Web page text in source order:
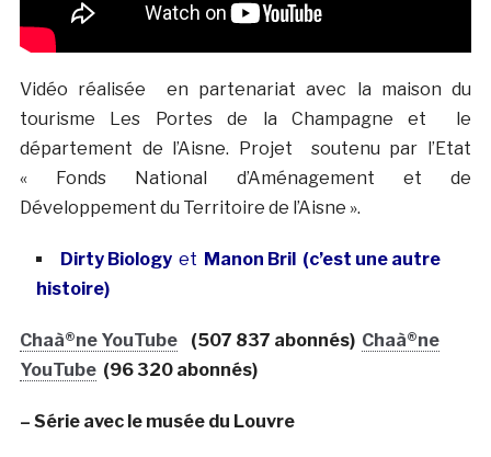
Vidéo réalisée en partenariat avec la maison du
tourisme Les Portes de la Champagne et le
département de l’Aisne. Projet soutenu par l’Etat
« Fonds National d’Aménagement et de
Développement du Territoire de l’Aisne ».
Dirty Biology et Manon Bril (c’est une autre
histoire)
Chaà®ne YouTube(507 837 abonnés) Chaà®ne
YouTube(96 320 abonnés)
– Série avec le musée du Louvre